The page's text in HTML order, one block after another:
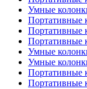
Умные
Портативные
Портативные
Портативные
Умные
Умные
Портативные
Портативные